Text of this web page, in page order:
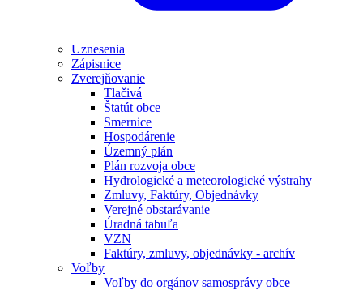
Uznesenia
Zápisnice
Zverejňovanie
Tlačivá
Štatút obce
Smernice
Hospodárenie
Územný plán
Plán rozvoja obce
Hydrologické a meteorologické výstrahy
Zmluvy, Faktúry, Objednávky
Verejné obstarávanie
Úradná tabuľa
VZN
Faktúry, zmluvy, objednávky - archív
Voľby
Voľby do orgánov samosprávy obce